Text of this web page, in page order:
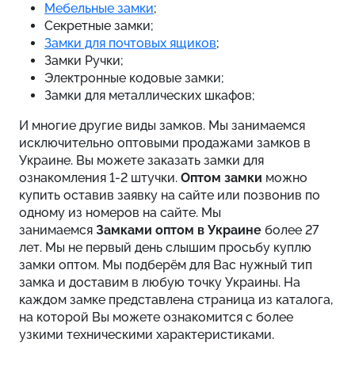
Мебельные замки;
Секретные замки;
Замки для почтовых ящиков;
Замки Ручки;
Электронные кодовые замки;
Замки для металлических шкафов;
И многие другие виды замков. Мы занимаемся
исключительно оптовыми продажами замков в
Украине. Вы можете заказать замки для
ознакомления 1-2 штучки. Оптом замки можно
купить оставив заявку на сайте или позвонив по
одному из номеров на сайте. Мы
занимаемся Замками оптом в Украине более 27
лет. Мы не первый день слышим просьбу куплю
замки оптом. Мы подберём для Вас нужный тип
замка и доставим в любую точку Украины. На
каждом замке представлена страница из каталога,
на которой Вы можете ознакомится с более
узкими техническими характеристиками.